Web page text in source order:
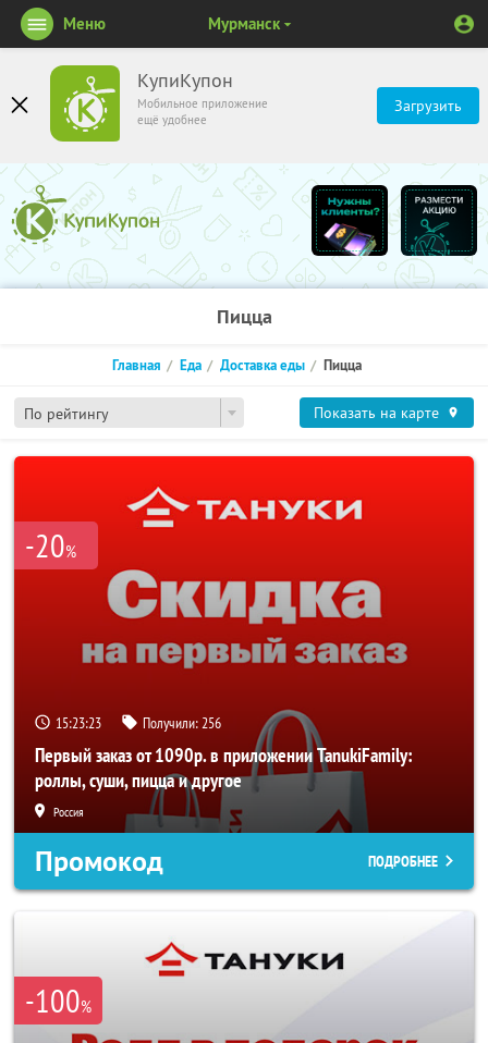
КупиКупон
Мобильное приложение
ещё удобнее
Загрузить
Меню Мурманск
Пицца
По рейтингу
Главная Еда Доставка еды Пицца
Показать на карте
-20%
15:23:23 Получили:256
Первый заказ от 1090р. в приложении TanukiFamily:
роллы, суши, пицца и другое
Россия
Промокод ПОДРОБНЕЕ
-100%